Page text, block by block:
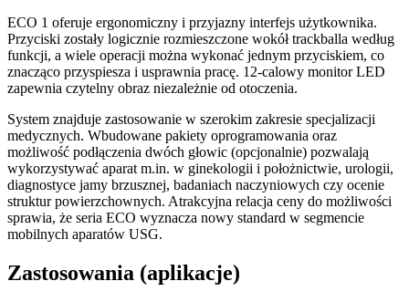
ECO 1 oferuje ergonomiczny i przyjazny interfejs użytkownika.
Przyciski zostały logicznie rozmieszczone wokół trackballa według
funkcji, a wiele operacji można wykonać jednym przyciskiem, co
znacząco przyspiesza i usprawnia pracę. 12-calowy monitor LED
zapewnia czytelny obraz niezależnie od otoczenia.
System znajduje zastosowanie w szerokim zakresie specjalizacji
medycznych. Wbudowane pakiety oprogramowania oraz
możliwość podłączenia dwóch głowic (opcjonalnie) pozwalają
wykorzystywać aparat m.in. w ginekologii i położnictwie, urologii,
diagnostyce jamy brzusznej, badaniach naczyniowych czy ocenie
struktur powierzchownych. Atrakcyjna relacja ceny do możliwości
sprawia, że seria ECO wyznacza nowy standard w segmencie
mobilnych aparatów USG.
Zastosowania (aplikacje)